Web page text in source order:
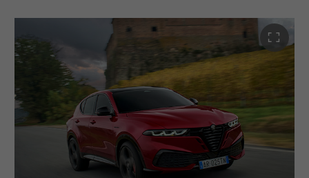
soberbo em qualquer superfície. Permite ao Tonale
Ibrida Plug-In Q4 de 270 CV expressar todo o seu
potencial com estabilidade, manobrabilidade e precisão
excecionais, mesmo nas condições mais exigentes. A
potência provém de um motor turboalimentado MultiAir
de 1,3 litros e 4 cilindros que aciona as rodas dianteiras
através de uma transmissão automática de 6
velocidades, combinado na perfeição com um motor
elétrico de 94 kW no eixo traseiro. Juntos, criam uma
fusão perfeita entre tração, capacidade de resposta e a